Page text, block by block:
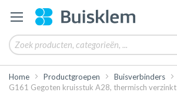
Home Productgroepen
Buisverbinders
G161 Gegoten kruisstuk A28, thermisch verzinkt